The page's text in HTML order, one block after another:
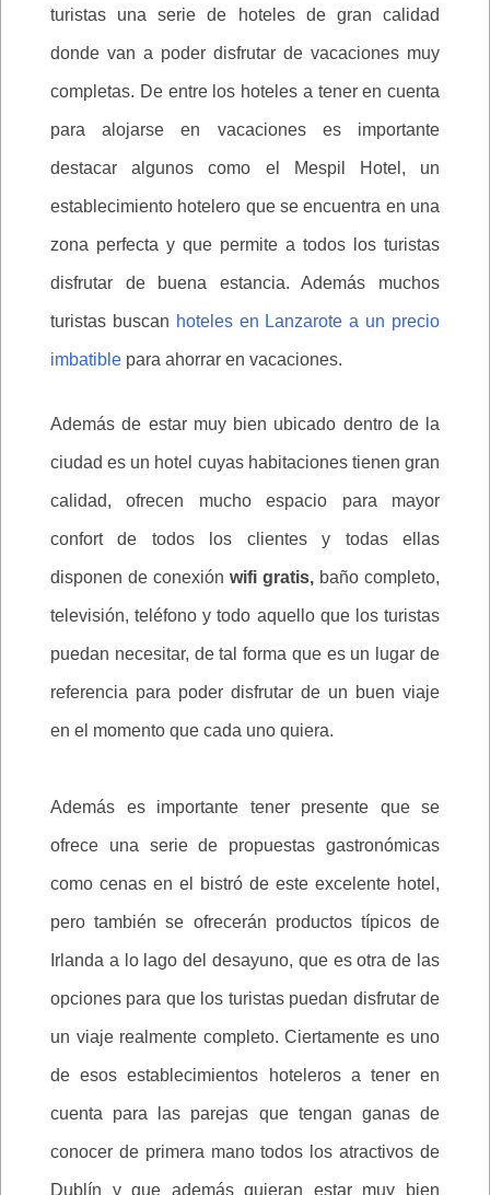
turistas una serie de hoteles de gran calidad
donde van a poder disfrutar de vacaciones muy
completas. De entre los hoteles a tener en cuenta
para alojarse en vacaciones es importante
destacar algunos como el Mespil Hotel, un
establecimiento hotelero que se encuentra en una
zona perfecta y que permite a todos los turistas
disfrutar de buena estancia. Además muchos
turistas buscan hoteles en Lanzarote a un precio
imbatible para ahorrar en vacaciones.
Además de estar muy bien ubicado dentro de la
ciudad es un hotel cuyas habitaciones tienen gran
calidad, ofrecen mucho espacio para mayor
confort de todos los clientes y todas ellas
disponen de conexión wifi gratis, baño completo,
televisión, teléfono y todo aquello que los turistas
puedan necesitar, de tal forma que es un lugar de
referencia para poder disfrutar de un buen viaje
en el momento que cada uno quiera.
Además es importante tener presente que se
ofrece una serie de propuestas gastronómicas
como cenas en el bistró de este excelente hotel,
pero también se ofrecerán productos típicos de
Irlanda a lo lago del desayuno, que es otra de las
opciones para que los turistas puedan disfrutar de
un viaje realmente completo. Ciertamente es uno
de esos establecimientos hoteleros a tener en
cuenta para las parejas que tengan ganas de
conocer de primera mano todos los atractivos de
Dublín y que además quieran estar muy bien